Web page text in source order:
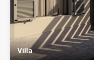
Villa